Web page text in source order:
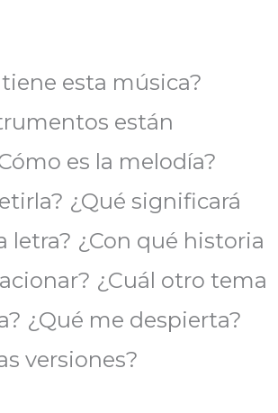
esta música?
están
es la melodía?
¿Qué significará
letra? ¿Con qué historia
¿Cuál otro tema
¿Qué me despierta?
versiones?